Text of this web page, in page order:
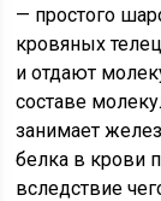
— простого
кровяных
и отдают
составе
занимает
белка в крови
вследствие